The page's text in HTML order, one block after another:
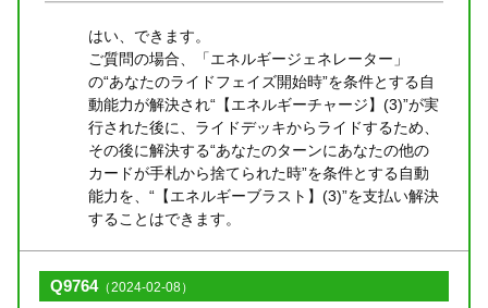
はい、できます。
ご質問の場合、「エネルギージェネレーター」
の“あなたのライドフェイズ開始時”を条件とする自
動能力が解決され“【エネルギーチャージ】(3)”が実
行された後に、ライドデッキからライドするため、
その後に解決する“あなたのターンにあなたの他の
カードが手札から捨てられた時”を条件とする自動
能力を、“【エネルギーブラスト】(3)”を支払い解決
することはできます。
Q9764（2024-02-08）